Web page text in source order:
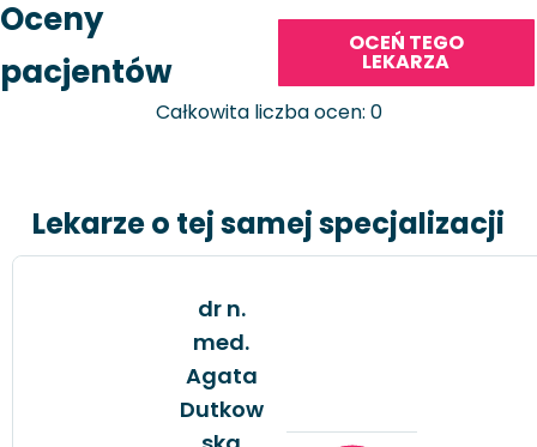
Oceny
pacjentów
OCEŃ TEGO
LEKARZA
Całkowita liczba ocen: 0
Lekarze o tej samej specjalizacji
dr n.
med.
Agata
Dutkow